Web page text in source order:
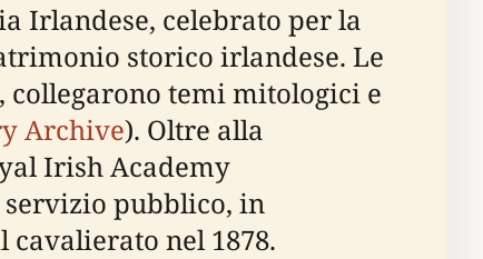
Irlandese, celebrato per la
storico irlandese. Le
collegarono temi mitologici e
Archive). Oltre alla
Irish Academy
servizio pubblico, in
nel 1878.